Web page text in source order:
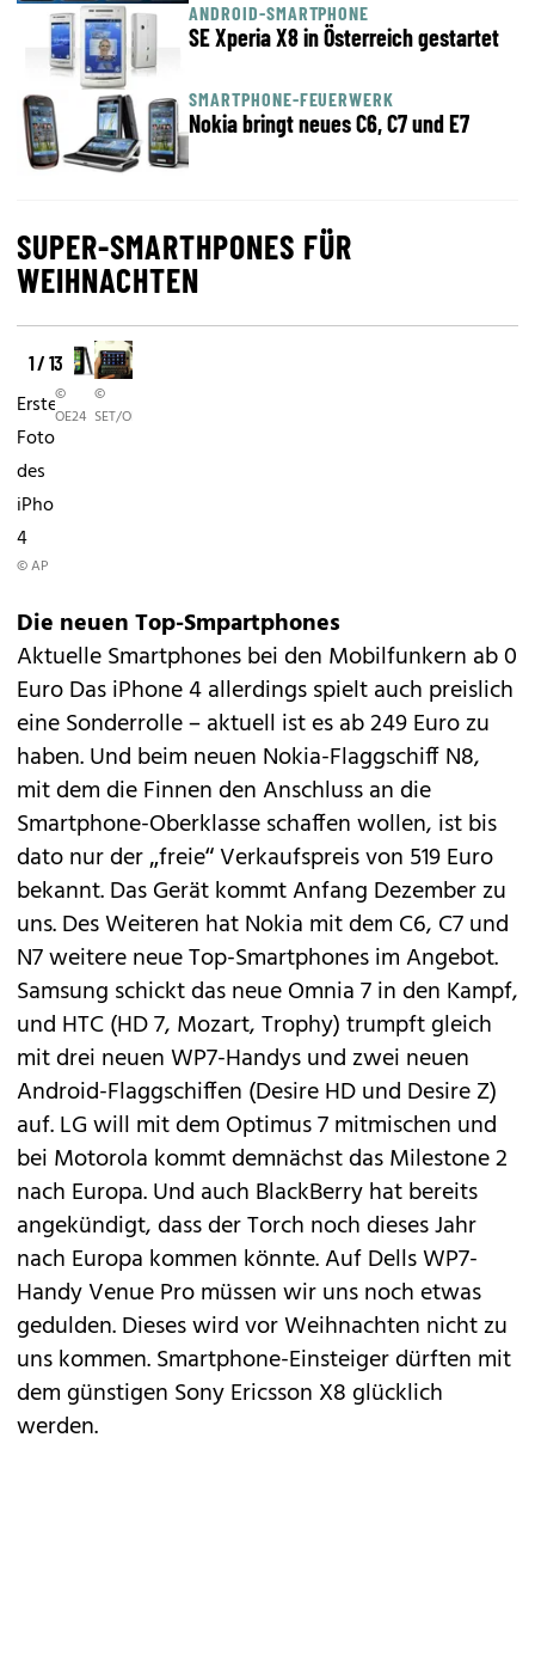
ANDROID-SMARTPHONE
SE Xperia X8 in Österreich gestartet
SMARTPHONE-FEUERWERK
Nokia bringt neues C6, C7 und E7
SUPER-SMARTHPONES FÜR
WEIHNACHTEN
1 / 13
Erste
Fotos
des
iPhone
4
© AP
©
OE24
©
SET/OE24.AT
Die neuen Top-Smpartphones
Aktuelle Smartphones bei den Mobilfunkern ab 0
Euro Das iPhone 4 allerdings spielt auch preislich
eine Sonderrolle – aktuell ist esab 249 Eurozu
haben. Und beim neuen Nokia-Flaggschiff N8,
mit dem die Finnen den Anschluss an die
Smartphone-Oberklasse schaffen wollen, ist bis
dato nur der „freie“ Verkaufspreis von 519 Euro
bekannt. Das Gerät kommt Anfang Dezember zu
uns. Des Weiteren hat Nokia mit dem C6, C7 und
N7weitere neue Top-Smartphones im Angebot.
Samsung schickt das neueOmnia 7in den Kampf,
und HTC (HD 7, Mozart, Trophy) trumpft gleich
mit drei neuen WP7-Handys und zwei neuen
Android-Flaggschiffen (Desire HD und Desire Z)
auf. LG will mit dem Optimus 7mitmischen und
bei Motorola kommt demnächst das Milestone 2
nach Europa. Und auch BlackBerry hat bereits
angekündigt, dass der Torch noch dieses Jahr
nach Europa kommen könnte. Auf Dells WP7-
HandyVenue Promüssen wir uns noch etwas
gedulden. Dieses wird vor Weihnachten nicht zu
uns kommen. Smartphone-Einsteiger dürften mit
dem günstigen Sony Ericsson X8glücklich
werden.